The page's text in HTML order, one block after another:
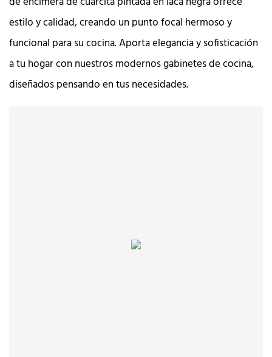
estilo y calidad, creando un punto focal hermoso y
funcional para su cocina. Aporta elegancia y sofisticación
a tu hogar con nuestros modernos gabinetes de cocina,
diseñados pensando en tus necesidades.